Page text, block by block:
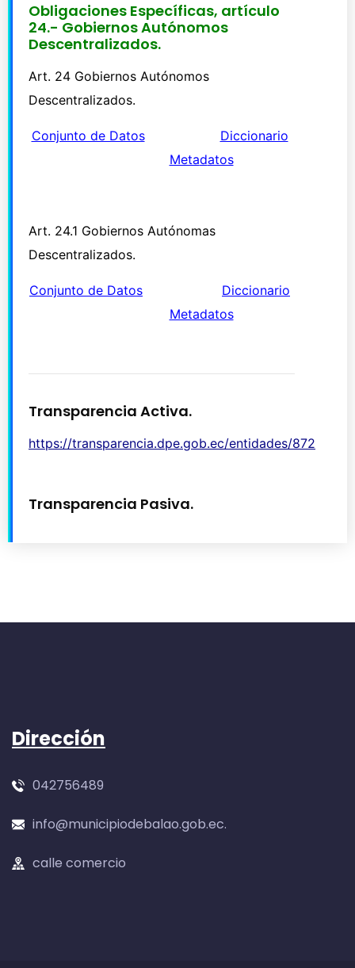
Obligaciones Específicas, artículo
24.- Gobiernos Autónomos
Descentralizados.
Art. 24 Gobiernos Autónomos
Descentralizados.
Conjunto de Datos
Diccionario
Metadatos
Art. 24.1 Gobiernos Autónomas
Descentralizados.
Conjunto de Datos
Diccionario
Metadatos
Transparencia Activa.
https://transparencia.dpe.gob.ec/entidades/872
Transparencia Pasiva.
Dirección
042756489
info@municipiodebalao.gob.ec.
calle comercio